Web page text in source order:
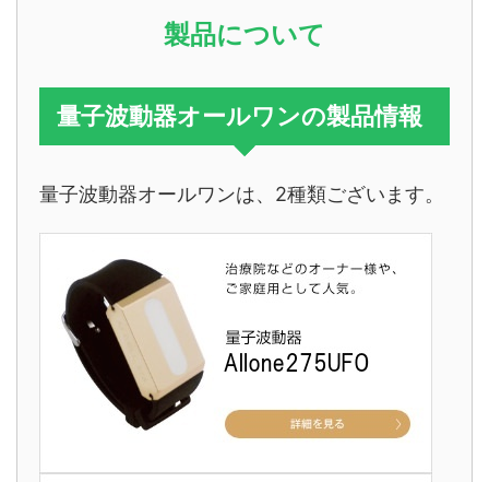
製品について
量子波動器オールワンの製品情報
量子波動器オールワンは、2種類ございます。